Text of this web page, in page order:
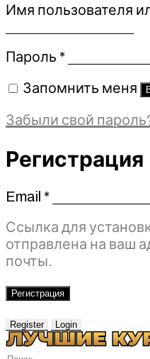
Имя пользователя
Пароль *Обязательно
Запомнить меня
Забыли свой
Регистрация
Email *Обязательно
Ссылка для
отправлена ​​на ваш
почты.
Регистрация
Register Login